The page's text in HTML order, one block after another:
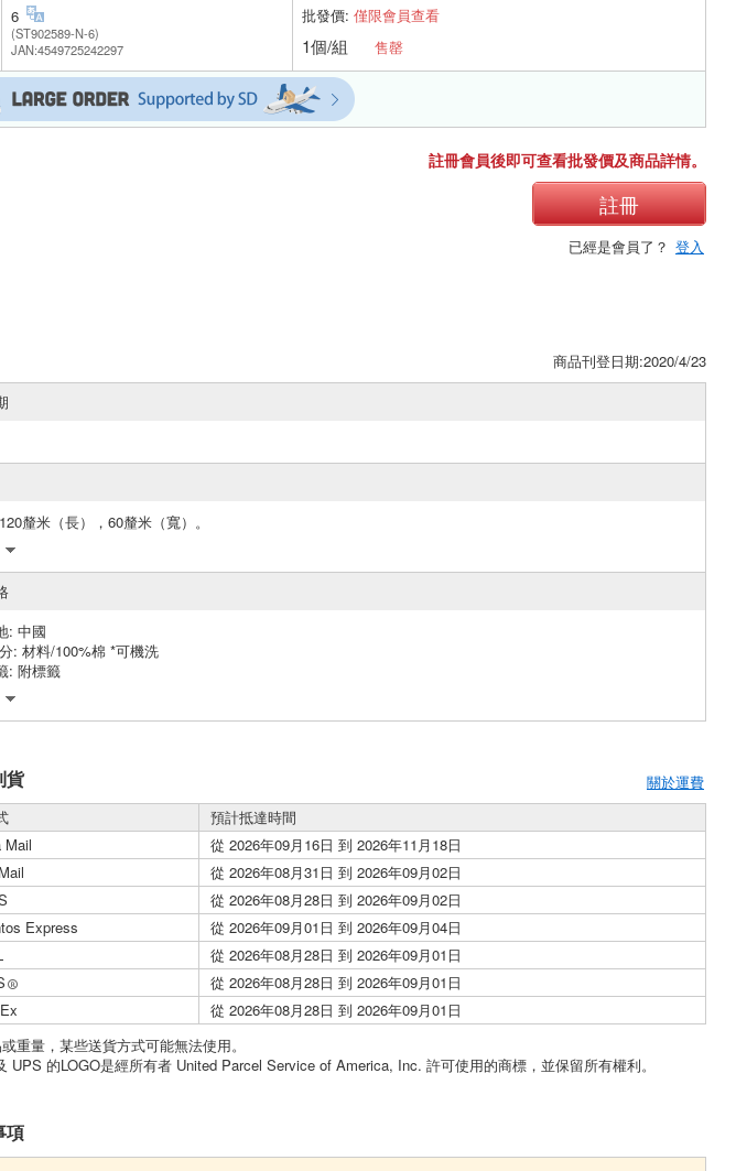
6
(ST902589-N-6)
JAN:4549725242297
批發價: 僅限會員查看
1個/組 售罄
註冊會員後即可查看批發價及商品詳情。
註冊
已經是會員了？ 登入
商品刊登日期:2020/4/23
釐米（長），60釐米（寬）。
: 中國
: 材料/100%棉 *可機洗
: 附標籤
貨
關於運費
預計抵達時間
Mail
從 2026年09月16日 到 2026年11月18日
從 2026年08月31日 到 2026年09月02日
從 2026年08月28日 到 2026年09月02日
Express
從 2026年09月01日 到 2026年09月04日
從 2026年08月28日 到 2026年09月01日
從 2026年08月28日 到 2026年09月01日
從 2026年08月28日 到 2026年09月01日
重量，某些送貨方式可能無法使用。
UPS 的LOGO是經所有者 United Parcel Service of America, Inc. 許可使用的商標，並保留所有權利。
項